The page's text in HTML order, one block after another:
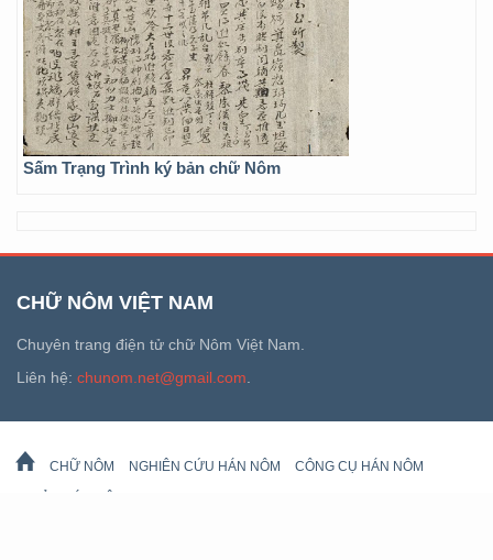
Sấm Trạng Trình ký bản chữ Nôm
CHỮ NÔM VIỆT NAM
Chuyên trang điện tử chữ Nôm Việt Nam.
Liên hệ: chunom.net@gmail.com
CHỮ NÔM NGHIÊN CỨU HÁN NÔM CÔNG CỤ HÁN NÔM